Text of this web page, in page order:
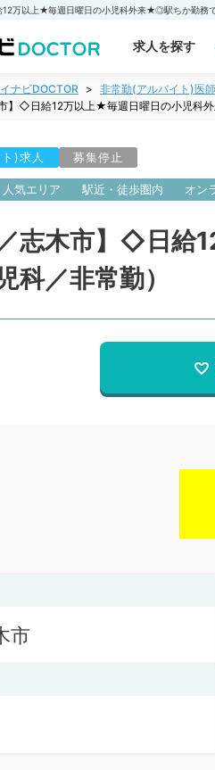
求人を探す
ナビDOCTOR 非常勤(アルバイト)医
市】◇日給12万以上★毎週日曜日の小児科
)求人 募集停止
人気エリア 駅近・徒歩圏内 オン
／志木市】◇日
科／非常勤）
市